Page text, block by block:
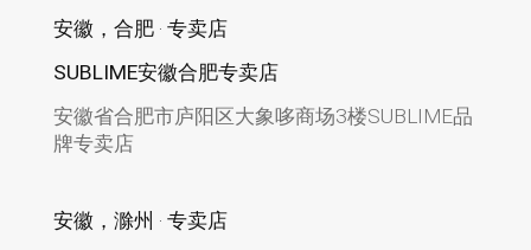
安徽，合肥 · 专卖店
SUBLIME安徽合肥专卖店
安徽省合肥市庐阳区大象哆商场3楼SUBLIME品
牌专卖店
安徽，滁州 · 专卖店